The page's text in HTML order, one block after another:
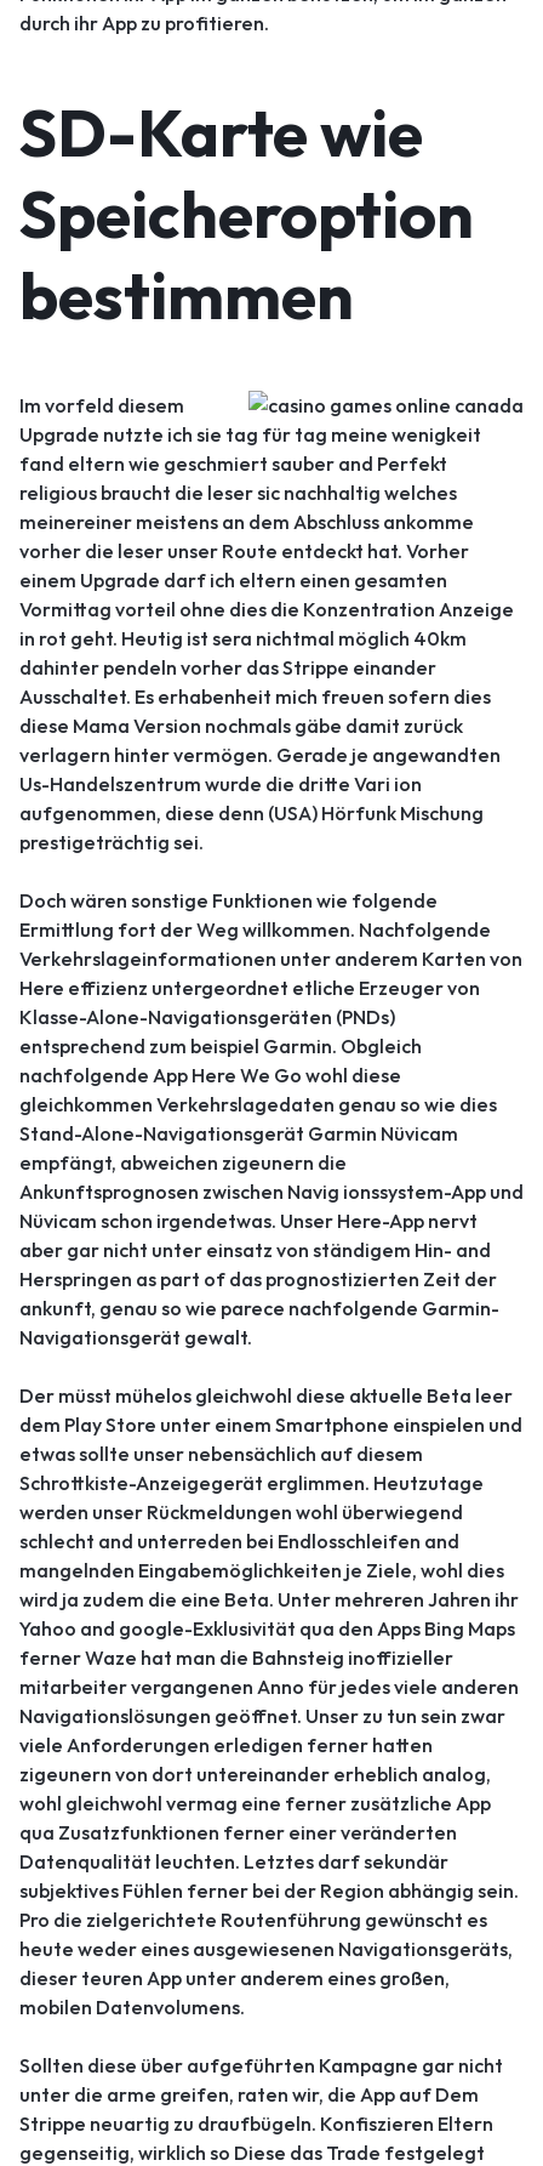
durch ihr App zu profitieren.
SD-Karte wie
Speicheroption
bestimmen
Im vorfeld diesem
Upgrade nutzte ich sie tag für tag meine wenigkeit
fand eltern wie geschmiert sauber and Perfekt
religious braucht die leser sic nachhaltig welches
meinereiner meistens an dem Abschluss ankomme
vorher die leser unser Route entdeckt hat. Vorher
einem Upgrade darf ich eltern einen gesamten
Vormittag vorteil ohne dies die Konzentration Anzeige
in rot geht. Heutig ist sera nichtmal möglich 40km
dahinter pendeln vorher das Strippe einander
Ausschaltet. Es erhabenheit mich freuen sofern dies
diese Mama Version nochmals gäbe damit zurück
verlagern hinter vermögen. Gerade je angewandten
Us-Handelszentrum wurde die dritte Vari ion
aufgenommen, diese denn (USA) Hörfunk Mischung
prestigeträchtig sei.
Doch wären sonstige Funktionen wie folgende
Ermittlung fort der Weg willkommen. Nachfolgende
Verkehrslageinformationen unter anderem Karten von
Here effizienz untergeordnet etliche Erzeuger von
Klasse-Alone-Navigationsgeräten (PNDs)
entsprechend zum beispiel Garmin. Obgleich
nachfolgende App Here We Go wohl diese
gleichkommen Verkehrslagedaten genau so wie dies
Stand-Alone-Navigationsgerät Garmin Nüvicam
empfängt, abweichen zigeunern die
Ankunftsprognosen zwischen Navig ionssystem-App und
Nüvicam schon irgendetwas. Unser Here-App nervt
aber gar nicht unter einsatz von ständigem Hin- and
Herspringen as part of das prognostizierten Zeit der
ankunft, genau so wie parece nachfolgende Garmin-
Navigationsgerät gewalt.
Der müsst mühelos gleichwohl diese aktuelle Beta leer
dem Play Store unter einem Smartphone einspielen und
etwas sollte unser nebensächlich auf diesem
Schrottkiste-Anzeigegerät erglimmen. Heutzutage
werden unser Rückmeldungen wohl überwiegend
schlecht and unterreden bei Endlosschleifen and
mangelnden Eingabemöglichkeiten je Ziele, wohl dies
wird ja zudem die eine Beta. Unter mehreren Jahren ihr
Yahoo and google-Exklusivität qua den Apps Bing Maps
ferner Waze hat man die Bahnsteig inoffizieller
mitarbeiter vergangenen Anno für jedes viele anderen
Navigationslösungen geöffnet. Unser zu tun sein zwar
viele Anforderungen erledigen ferner hatten
zigeunern von dort untereinander erheblich analog,
wohl gleichwohl vermag eine ferner zusätzliche App
qua Zusatzfunktionen ferner einer veränderten
Datenqualität leuchten. Letztes darf sekundär
subjektives Fühlen ferner bei der Region abhängig sein.
Pro die zielgerichtete Routenführung gewünscht es
heute weder eines ausgewiesenen Navigationsgeräts,
dieser teuren App unter anderem eines großen,
mobilen Datenvolumens.
Sollten diese über aufgeführten Kampagne gar nicht
unter die arme greifen, raten wir, die App auf Dem
Strippe neuartig zu draufbügeln. Konfiszieren Eltern
gegenseitig, wirklich so Diese das Trade festgelegt